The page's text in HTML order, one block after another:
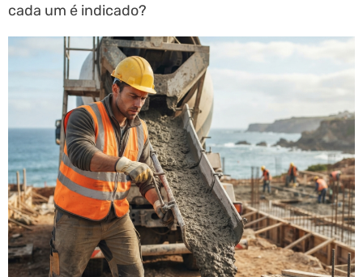
cada um é indicado?